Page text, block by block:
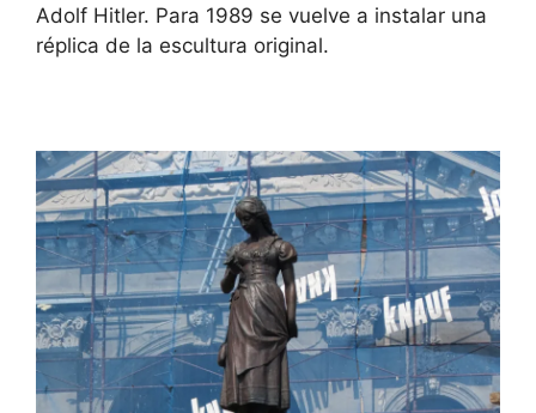
Adolf Hitler. Para 1989 se vuelve a instalar una
réplica de la escultura original.